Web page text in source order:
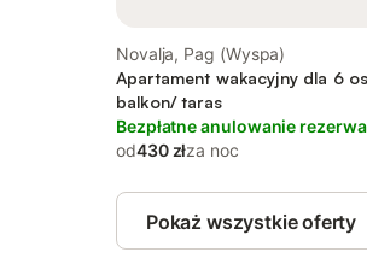
Novalja, Pag (Wyspa)
Apartament wakacyjny dla 6
balkon/ taras
Bezpłatne anulowanie
od430 złza noc
Pokaż wszystkie oferty